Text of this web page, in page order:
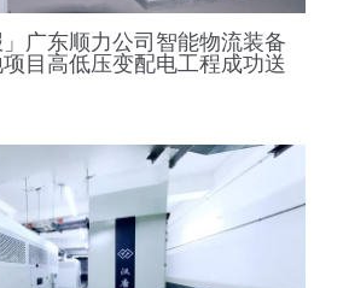
」广东顺力公司智能物流装备
目高低压变配电工程成功送